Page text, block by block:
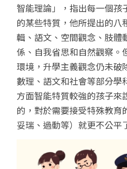
智能理論」，指出每一個孩
的某些特質，他所提出的八
輯、語文、空間觀念、肢體
係、自我省思和自然觀察。
環境，升學主義觀念仍未破
數理、語文和社會等部分學
方面智能特質較強的孩子來
的，對於需要接受特殊教育
妥瑞、過動等）就更不公平